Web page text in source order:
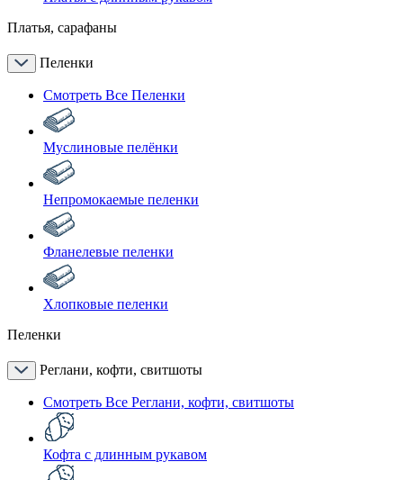
Платья, сарафаны
Пеленки
Смотреть Все Пеленки
Муслиновые пелёнки
Непромокаемые пеленки
Фланелевые пеленки
Хлопковые пеленки
Пеленки
Реглани, кофти, свитшоты
Смотреть Все Реглани, кофти, свитшоты
Кофта с длинным рукавом